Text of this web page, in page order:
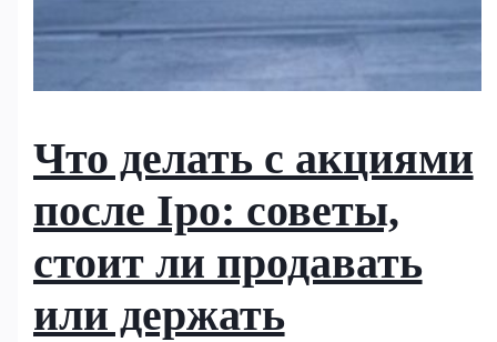
Что делать с акциями
после Ipo: советы,
стоит ли продавать
или держать